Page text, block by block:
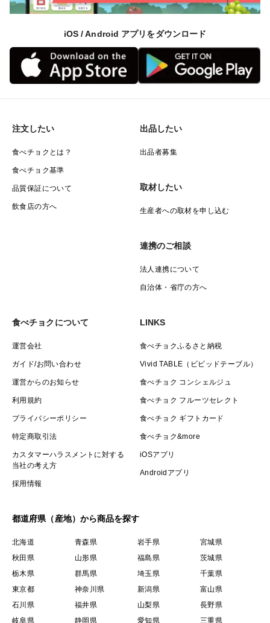
iOS / Android アプリをダウンロード
注文したい
食べチョクとは？
食べチョク基準
品質保証について
飲食店の方へ
出品したい
出品者募集
取材したい
生産者への取材を申し込む
連携のご相談
法人連携について
自治体・省庁の方へ
食べチョクについて
運営会社
ガイド/お問い合わせ
運営からのお知らせ
利用規約
プライバシーポリシー
特定商取引法
カスタマーハラスメントに対する
当社の考え方
採用情報
LINKS
食べチョクふるさと納税
Vivid TABLE（ビビッドテーブル）
食べチョク コンシェルジュ
食べチョク フルーツセレクト
食べチョク ギフトカード
食べチョク&more
iOSアプリ
Androidアプリ
都道府県（産地）から商品を探す
北海道 青森県 岩手県
宮城県
秋田県
山形県 福島県
茨城県
栃木県
群馬県 埼玉県
千葉県
東京都
神奈川県 新潟県
富山県
石川県
福井県 山梨県
長野県
岐阜県
静岡県 愛知県 三重県